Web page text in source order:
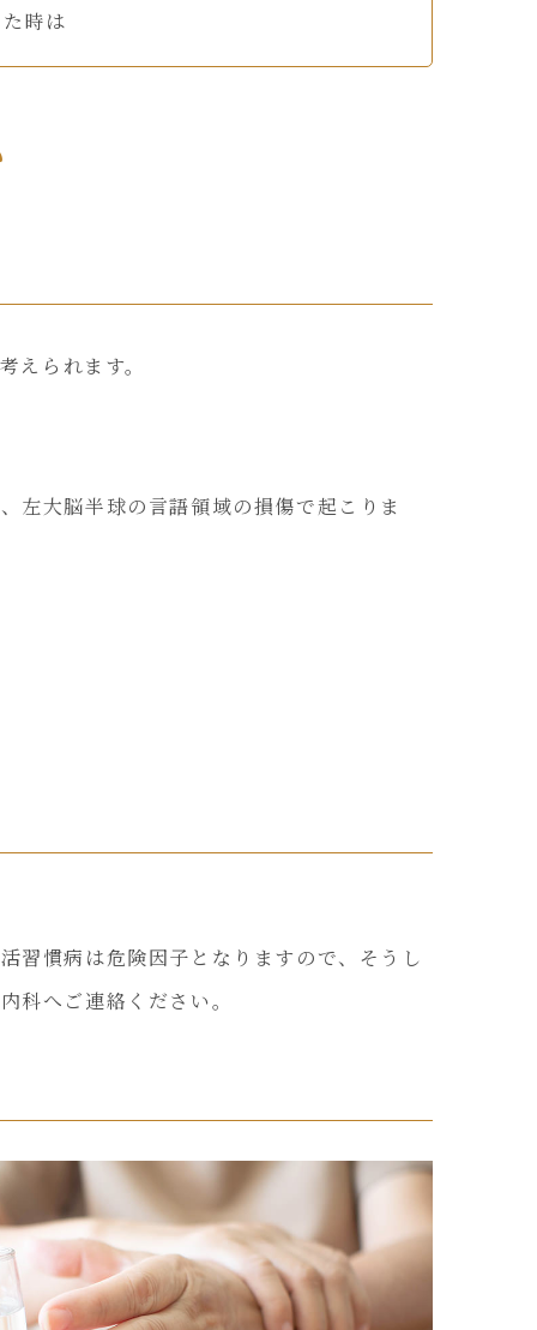
時は
えられます。
左大脳半球の言語領域の損傷で起こりま
習慣病は危険因子となりますので、そうし
科へご連絡ください。